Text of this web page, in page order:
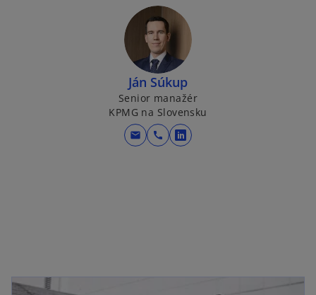
Ján Súkup
Senior manažér
KPMG na Slovensku
mail call
o
n